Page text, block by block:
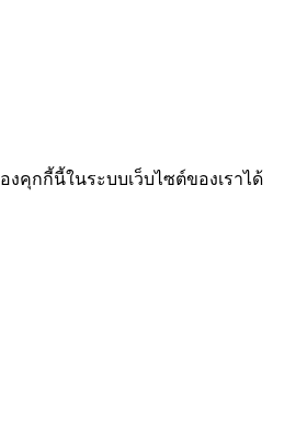
คุกกี้นี้ในระบบเว็บไซต์ของเราได้